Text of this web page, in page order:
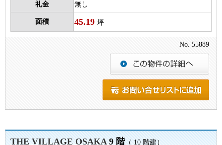
礼金 無し
面積 45.19 坪
No. 55889
THE VILLAGE OSAKA9 階（ 10 階建）